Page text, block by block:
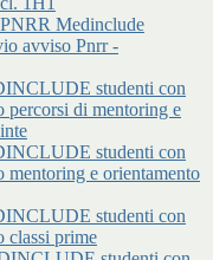
Medinclude
avviso Pnrr -
studenti con
percorsi di mentoring e
studenti con
mentoring e orientamento
studenti con
classi prime